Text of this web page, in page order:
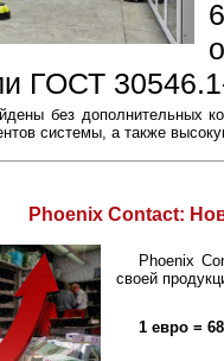
ГОСТ
без дополнительных
системы, а также
Phoenix Contact:
Phoenix
своей
1 евро =